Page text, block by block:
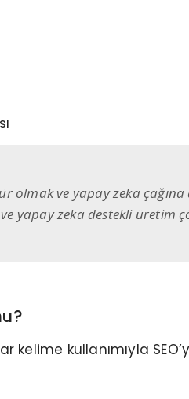
olmak ve yapay zeka
yapay zeka destekli üretim
kelime kullanımıyla